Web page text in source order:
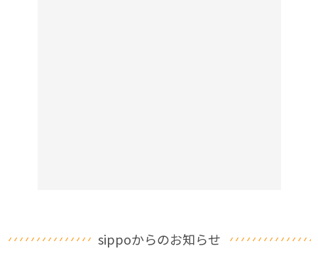
sippoからのお知らせ